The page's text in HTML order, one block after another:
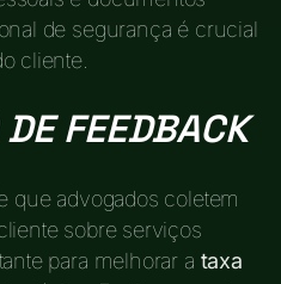
de segurança é crucial
cliente.
FEEDBACK
que advogados coletem
sobre serviços
para melhorar a taxa